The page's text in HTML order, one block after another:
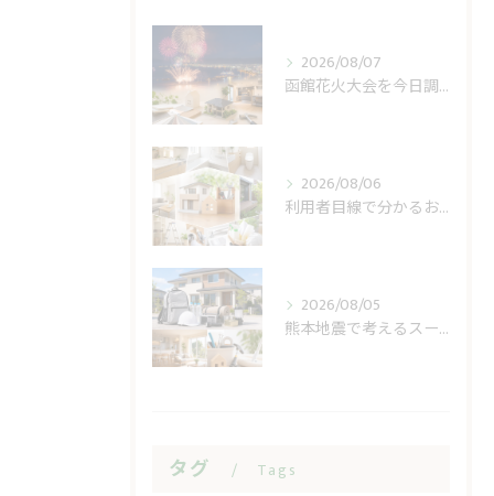
2026/08/07
函館花火大会を今日調べる前に見る開催日と順延
2026/08/06
利用者目線で分かるおうち工房たぐちの安心感
2026/08/05
熊本地震で考えるスーパー休業と住まいの備え
タグ Tags